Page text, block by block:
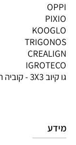
OPPI
PIXIO
KOOGLO
TRIGONOS
CREALIGN
IGROTECO
גו קיוב 3X3 - קוביה הונגרית אינטראקטיבית
מידע